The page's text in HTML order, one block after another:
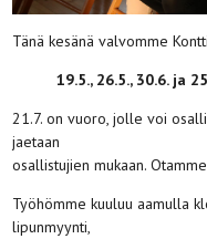
Tänä kesänä valvomme
19.5., 26.5., 30.6. ja
21.7. on vuoro, jolle voi
jaetaan
osallistujien mukaan.
Työhömme kuuluu aamulla
lipunmyynti,